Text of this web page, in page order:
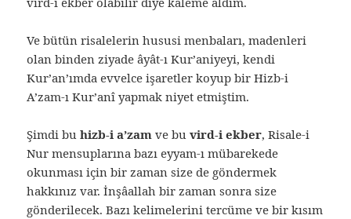
Ve bütün risalelerin hususi menbaları, madenleri
olan binden ziyade âyât-ı Kur’aniyeyi, kendi
Kur’an’ımda evvelce işaretler koyup bir Hizb-i
A’zam-ı Kur’anî yapmak niyet etmiştim.
Şimdi buhizb-i a’zam ve buvird-i ekber, Risale-i
Nur mensuplarına bazı eyyam-ı mübarekede
okunması için bir zaman size de göndermek
hakkınız var. İnşâallah bir zaman sonra size
gönderilecek. Bazı kelimelerini tercüme ve bir kısım